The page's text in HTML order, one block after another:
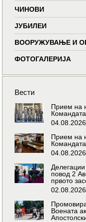
ЧИНОВИ
ЈУБИЛЕИ
ВООРУЖУВАЊЕ И
ФОТОГАЛЕРИЈА
Вести
Прием на
04.08.2026
Прием на
04.08.2026
повод 2
првото
02.08.2026
Воената